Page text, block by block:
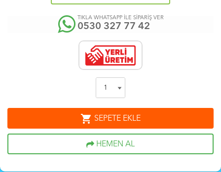
TIKLA WHATSAPP İLE SİPARİŞ VER
0530 327 77 42
shopping_cart SEPETE EKLE
HEMEN AL